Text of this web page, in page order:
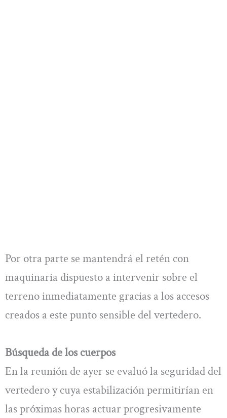
Por otra parte se mantendrá el retén con
maquinaria dispuesto a intervenir sobre el
terreno inmediatamente gracias a los accesos
creados a este punto sensible del vertedero.
Búsqueda de los cuerpos
En la reunión de ayer se evaluó la seguridad del
vertedero y cuya estabilización permitirían en
las próximas horas actuar progresivamente